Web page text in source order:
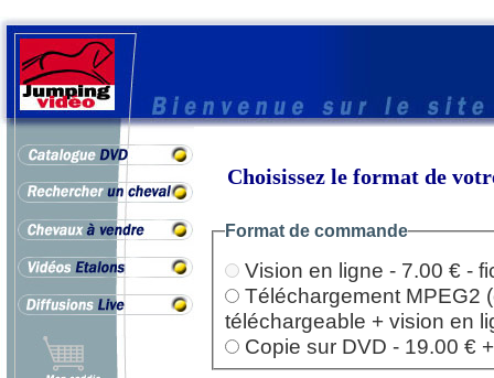
Choisissez le format de
Format de commande
Vision en ligne - 7.00 € -
Téléchargement MPEG2
téléchargeable + vision en
Copie sur DVD - 19.00 €